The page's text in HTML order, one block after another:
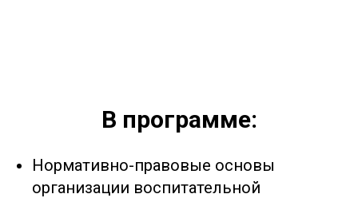
В программе:
Нормативно-правовые основы
организации воспитательной